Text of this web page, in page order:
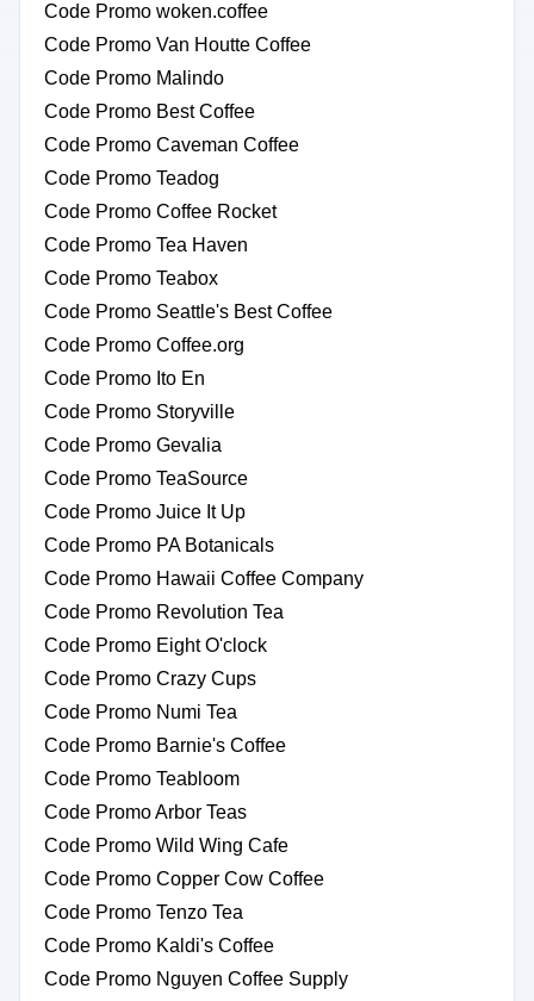
Code Promo woken.coffee
Code Promo Van Houtte Coffee
Code Promo Malindo
Code Promo Best Coffee
Code Promo Caveman Coffee
Code Promo Teadog
Code Promo Coffee Rocket
Code Promo Tea Haven
Code Promo Teabox
Code Promo Seattle's Best Coffee
Code Promo Coffee.org
Code Promo Ito En
Code Promo Storyville
Code Promo Gevalia
Code Promo TeaSource
Code Promo Juice It Up
Code Promo PA Botanicals
Code Promo Hawaii Coffee Company
Code Promo Revolution Tea
Code Promo Eight O'clock
Code Promo Crazy Cups
Code Promo Numi Tea
Code Promo Barnie's Coffee
Code Promo Teabloom
Code Promo Arbor Teas
Code Promo Wild Wing Cafe
Code Promo Copper Cow Coffee
Code Promo Tenzo Tea
Code Promo Kaldi's Coffee
Code Promo Nguyen Coffee Supply